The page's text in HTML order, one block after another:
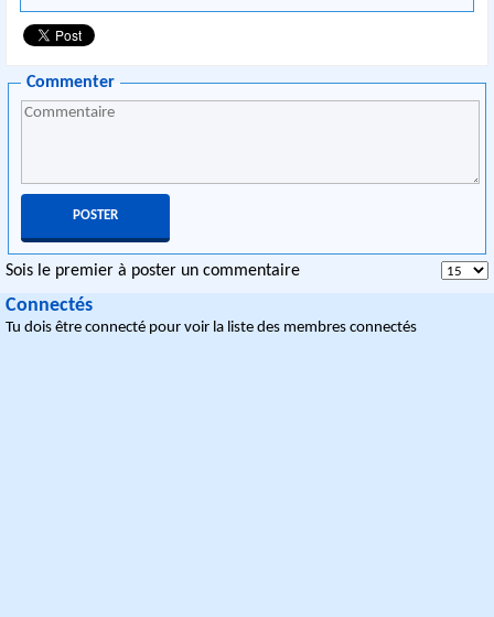
Commenter
Sois le premier à poster un commentaire
Connectés
Tu dois être connecté pour voir la liste des membres connectés